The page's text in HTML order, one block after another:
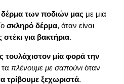
των ποδιών μας με μια
σκληρό δέρμα, όταν είναι
στέκι για βακτήρια.
τουλάχιστον μία φορά την
τα πλένουμε με σαπούνι όταν
τρίβουμε ξεχωριστά.